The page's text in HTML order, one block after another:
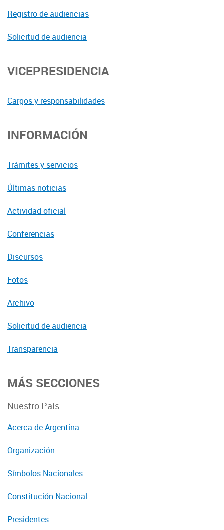
Registro de audiencias
Solicitud de audiencia
VICEPRESIDENCIA
Cargos y responsabilidades
INFORMACIÓN
Trámites y servicios
Últimas noticias
Actividad oficial
Conferencias
Discursos
Fotos
Archivo
Solicitud de audiencia
Transparencia
MÁS SECCIONES
Nuestro País
Acerca de Argentina
Organización
Símbolos Nacionales
Constitución Nacional
Presidentes